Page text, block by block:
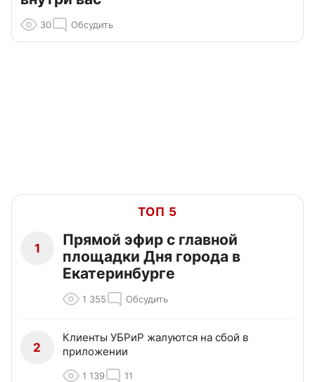
30 Обсудить
ТОП 5
1
Прямой эфир с главной
площадки Дня города в
Екатеринбурге
1 355 Обсудить
2
Клиенты УБРиР жалуются на сбой в
приложении
1 139 11